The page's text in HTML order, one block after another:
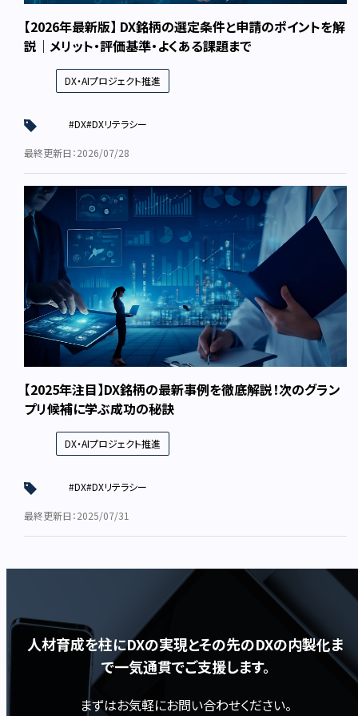
【2026年最新版】 DX銘柄の選定条件と申請のポイントを解
説｜メリット・評価基準・よくある課題まで
DX・AIプロジェクト推進
#DX#DXリテラシー
最終更新日：2026/07/28
【2025年注目】DX銘柄の最新事例を徹底解説！次のグラン
プリ候補に学ぶ成功の秘訣
DX・AIプロジェクト推進
#DX#DXリテラシー
最終更新日：2025/07/31
人材育成を柱にDXの実現とその先のDXの内製化ま
で一気通貫でご支援します。
まずはお気軽にお問い合わせください。